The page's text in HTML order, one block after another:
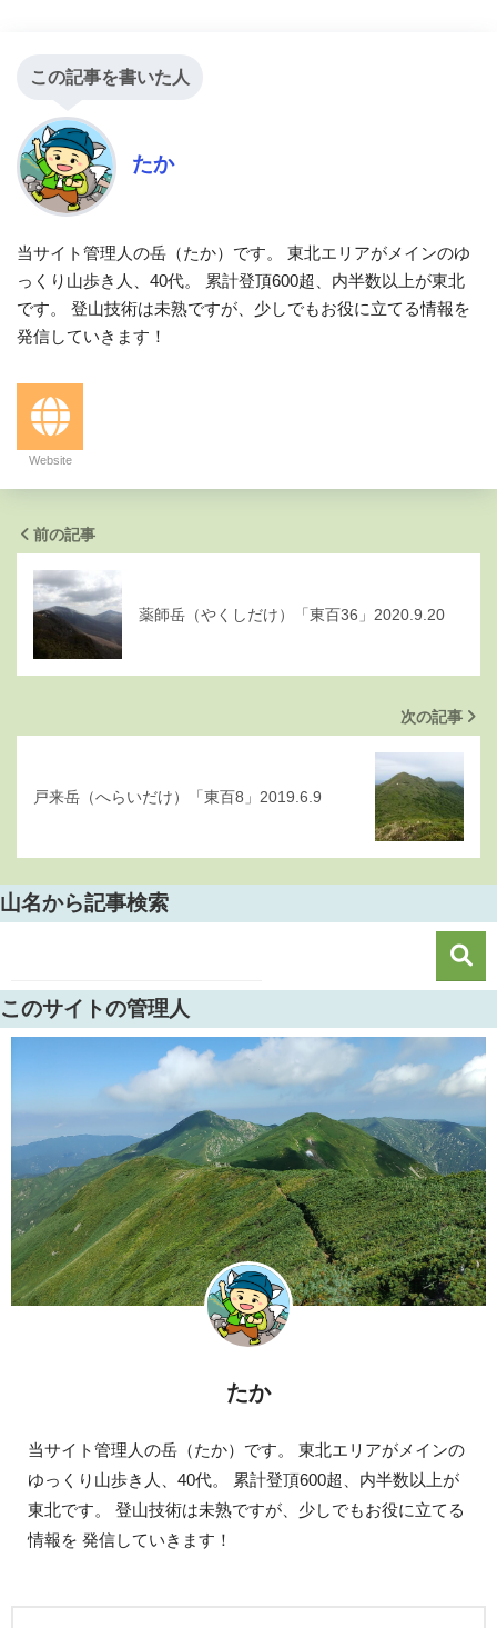
この記事を書いた人
たか
当サイト管理人の岳（たか）です。 東北エリアがメインのゆ
っくり山歩き人、40代。 累計登頂600超、内半数以上が東北
です。 登山技術は未熟ですが、少しでもお役に立てる情報を
発信していきます！
Website
前の記事
薬師岳（やくしだけ）「東百36」2020.9.20
次の記事
戸来岳（へらいだけ）「東百8」2019.6.9
山名から記事検索
このサイトの管理人
たか
当サイト管理人の岳（たか）です。 東北エリアがメインの
ゆっくり山歩き人、40代。 累計登頂600超、内半数以上が
東北です。 登山技術は未熟ですが、少しでもお役に立てる
情報を 発信していきます！